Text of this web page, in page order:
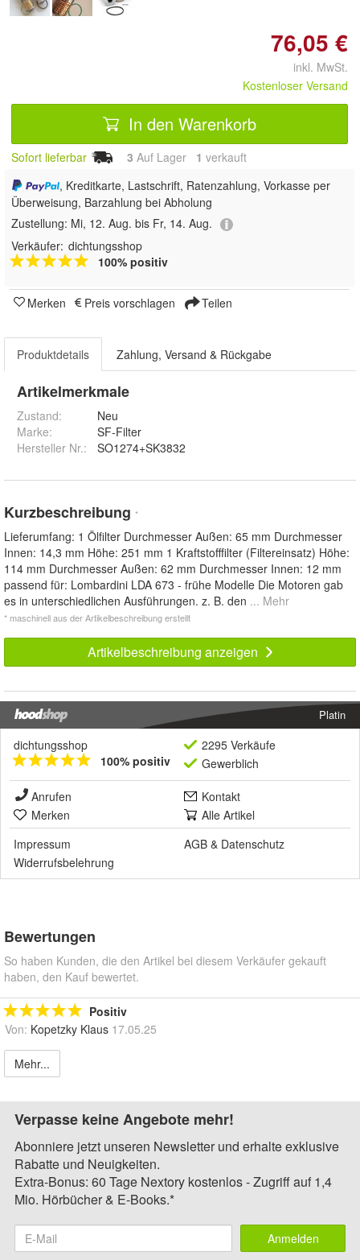
76,05 €
inkl. MwSt.
Kostenloser Versand
In den Warenkorb
Sofort lieferbar 3 Auf Lager 1 verkauft
, Kreditkarte, Lastschrift, Ratenzahlung, Vorkasse per
Überweisung, Barzahlung bei Abholung
Zustellung: Mi, 12. Aug. bis Fr, 14. Aug.
Verkäufer: dichtungsshop
100% positiv
Merken Preis vorschlagen Teilen
Produktdetails Zahlung, Versand & Rückgabe
Artikelmerkmale
Zustand:
Neu
Marke:
SF-Filter
Hersteller Nr.:
SO1274+SK3832
Kurzbeschreibung *
Lieferumfang: 1 Ölfilter Durchmesser Außen: 65 mm Durchmesser
Innen: 14,3 mm Höhe: 251 mm 1 Kraftstofffilter (Filtereinsatz) Höhe:
114 mm Durchmesser Außen: 62 mm Durchmesser Innen: 12 mm
passend für: Lombardini LDA 673 - frühe Modelle Die Motoren gab
es in unterschiedlichen Ausführungen. z. B. den ... Mehr
* maschinell aus der Artikelbeschreibung erstellt
Artikelbeschreibung anzeigen
Platin
dichtungsshop
100% positiv
2295 Verkäufe
Gewerblich
Anrufen
Kontakt
Merken
Alle Artikel
Impressum
AGB & Datenschutz
Widerrufsbelehrung
Bewertungen
So haben Kunden, die den Artikel bei diesem Verkäufer gekauft
haben, den Kauf bewertet.
Positiv
Von: Kopetzky Klaus 17.05.25
Mehr...
Verpasse keine Angebote mehr!
Abonniere jetzt unseren Newsletter und erhalte exklusive
Rabatte und Neuigkeiten.
Extra-Bonus: 60 Tage Nextory kostenlos - Zugriff auf 1,4
Mio. Hörbücher & E-Books.*
Anmelden